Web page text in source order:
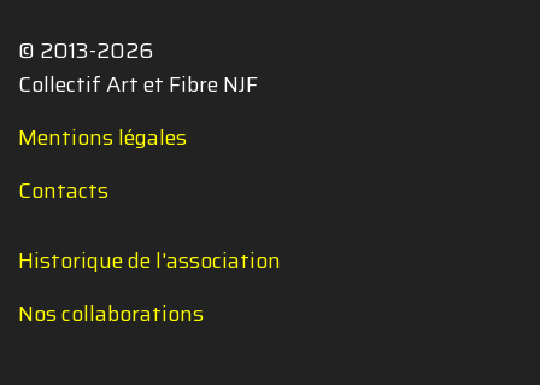
© 2013-2026
Collectif Art et Fibre NJF
Mentions légales
Contacts
Historique de l'association
Nos collaborations